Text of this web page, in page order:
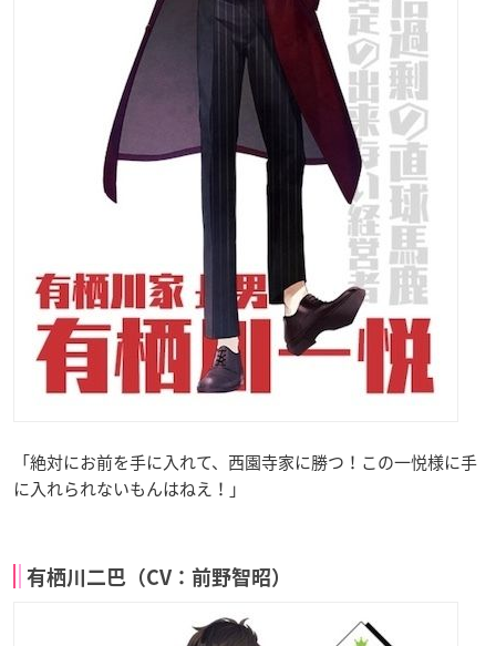
「絶対にお前を手に入れて、西園寺家に勝つ！この一悦様に手
に入れられないもんはねえ！」
有栖川二巴（CV：前野智昭）